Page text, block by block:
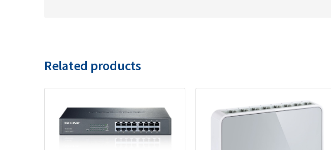
Related products